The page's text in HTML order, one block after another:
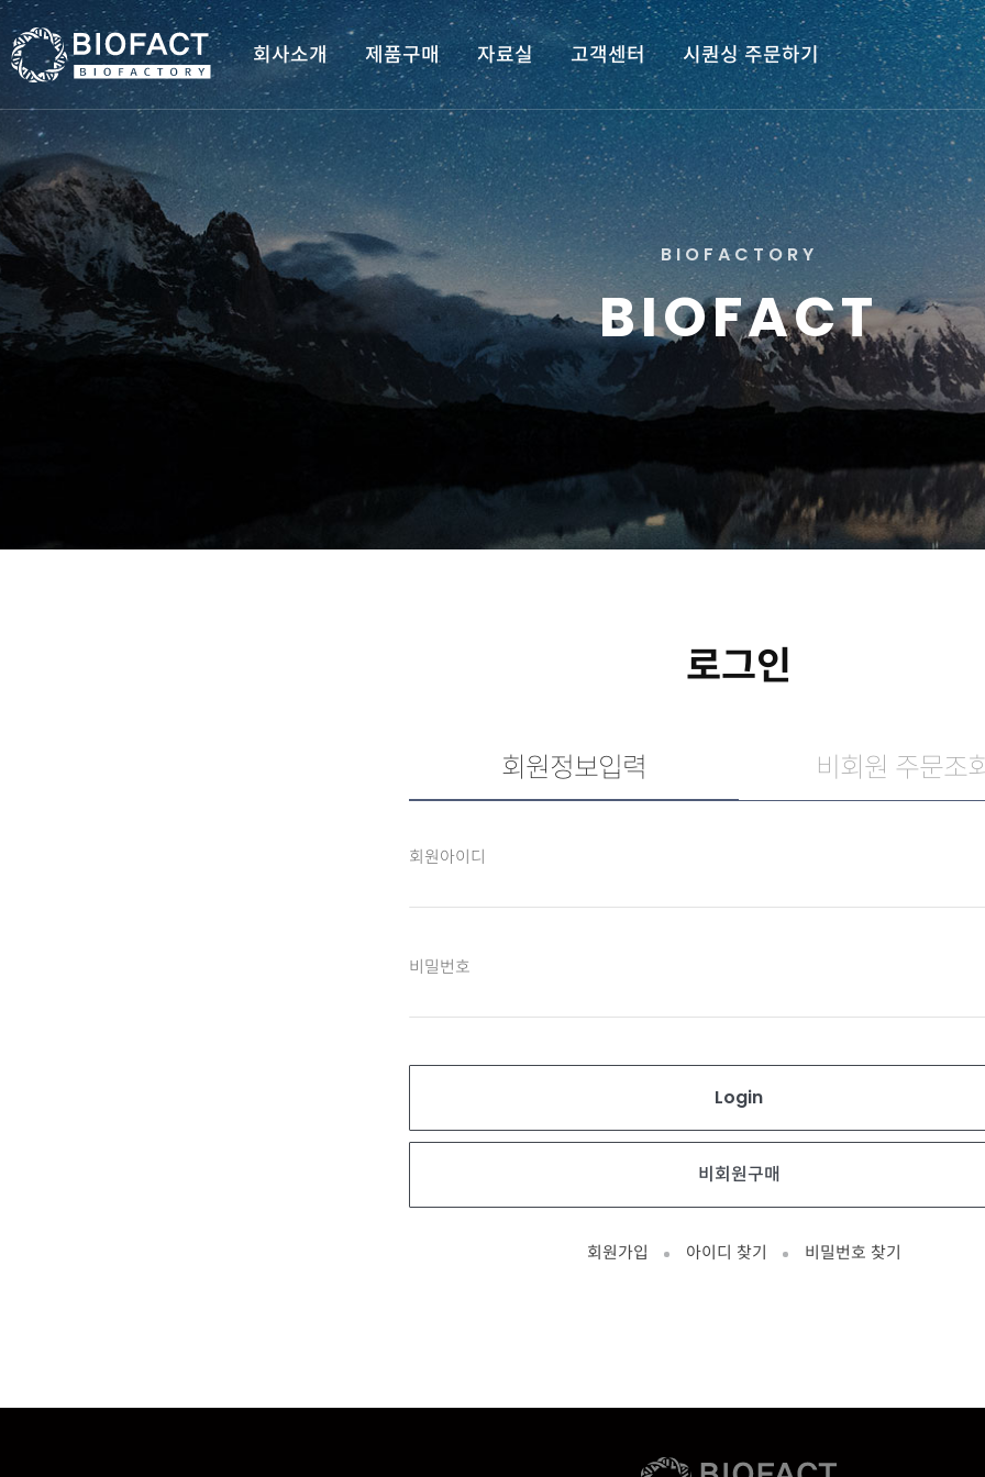
회사소개 제품구매 자료실 고객센터 시퀀싱 주문하기
BIO FAC T O RY
BIOFACT
로그인
회원정보입력 비회원 주문조
회원아이디
비밀번호
회원가입 아이디 찾기 비밀번호 찾기